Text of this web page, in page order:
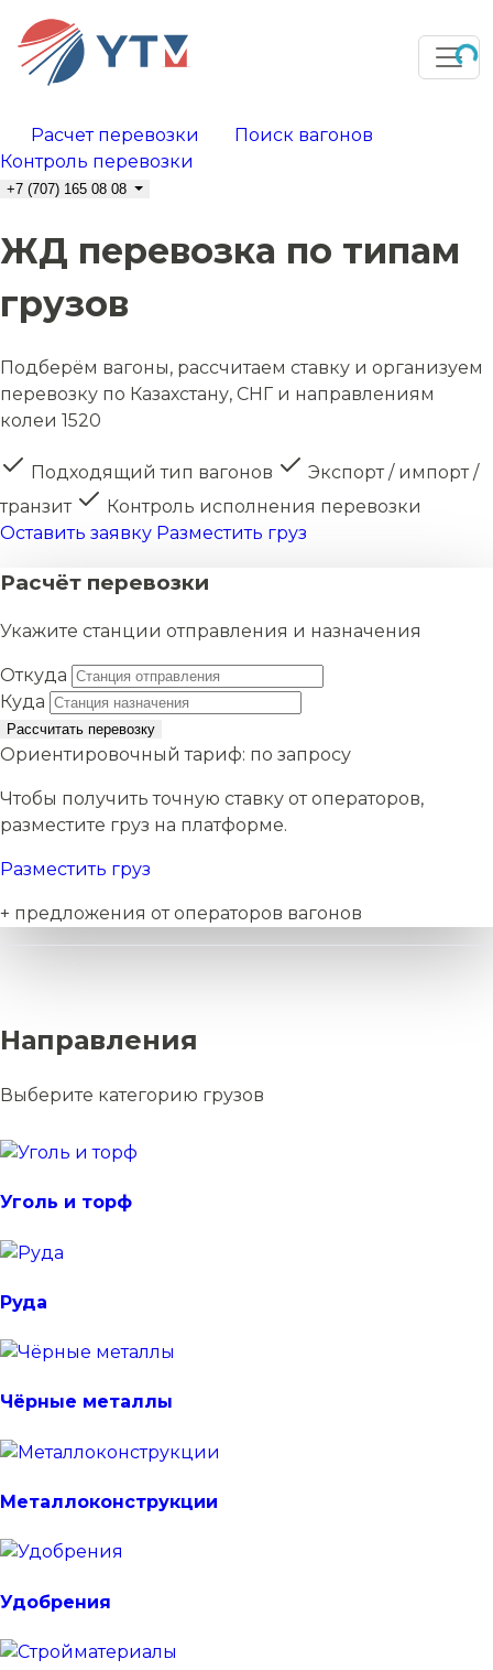
Расчет перевозки
Поиск вагонов
Контроль перевозки
+7 (707) 165 08 08
ЖД перевозка по типам
грузов
Подберём вагоны, рассчитаем ставку и организуем
перевозку по Казахстану, СНГ и направлениям
колеи 1520
Подходящий тип вагонов
Экспорт / импорт /
транзит
Контроль исполнения перевозки
Оставить заявку Разместить груз
Расчёт перевозки
Укажите станции отправления и назначения
Откуда
Куда
Рассчитать перевозку
Ориентировочный тариф: по запросу
Чтобы получить точную ставку от операторов,
разместите груз на платформе.
Разместить груз
+ предложения от операторов вагонов
Направления
Выберите категорию грузов
Уголь и торф
Руда
Чёрные металлы
Металлоконструкции
Удобрения